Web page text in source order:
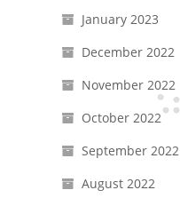
January 2023
December 2022
November 2022
October 2022
September 2022
August 2022